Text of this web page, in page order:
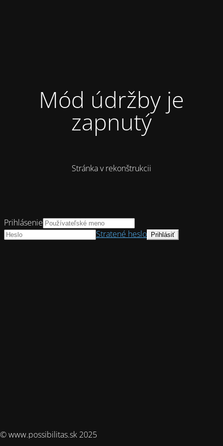
Mód údržby je
zapnutý
Stránka v rekonštrukcii
© www.possibilitas.sk 2025
Prihlásenie
Stratené heslo